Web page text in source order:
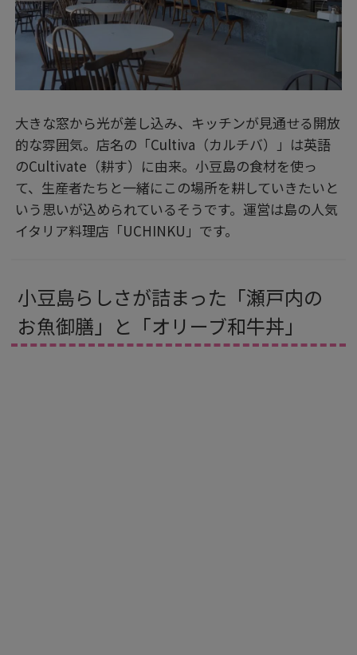
大きな窓から光が差し込み、キッチンが見通せる開放
的な雰囲気。店名の「Cultiva（カルチバ）」は英語
のCultivate（耕す）に由来。小豆島の食材を使っ
て、生産者たちと一緒にこの場所を耕していきたいと
いう思いが込められているそうです。運営は島の人気
イタリア料理店「UCHINKU」です。
小豆島らしさが詰まった「瀬戸内の
お魚御膳」と「オリーブ和牛丼」